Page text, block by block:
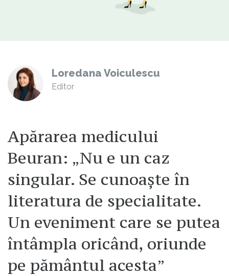
Loredana Voiculescu
Editor
Apărarea medicului
Beuran: „Nu e un caz
singular. Se cunoaște în
literatura de specialitate.
Un eveniment care se putea
întâmpla oricând, oriunde
pe pământul acesta”